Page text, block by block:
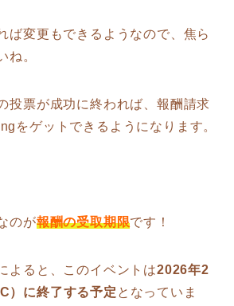
ば変更もできるようなので、焦ら
ね。
投票が成功に終われば、報酬請求
をゲットできるようになります。
のが報酬の受取期限です！
よると、このイベントは2026年2
）に終了する予定 となっていま